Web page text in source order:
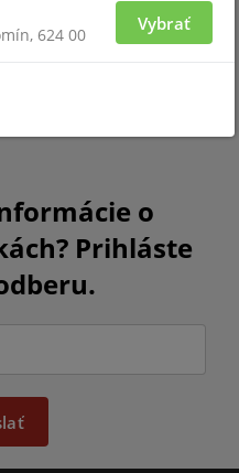
o
Prihláste
624 00
Vybrať